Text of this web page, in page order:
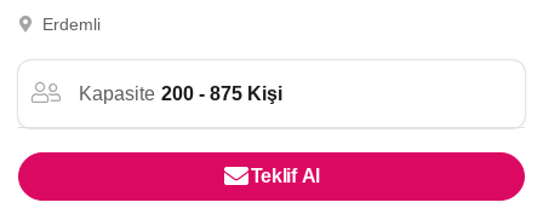
Erdemli
Kapasite 200 - 875 Kişi
Teklif Al